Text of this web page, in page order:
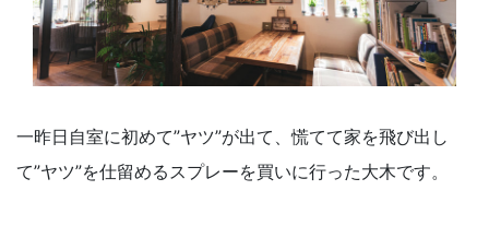
一昨日自室に初めて”ヤツ”が出て、慌てて家を飛び出し
て”ヤツ”を仕留めるスプレーを買いに行った大木です。